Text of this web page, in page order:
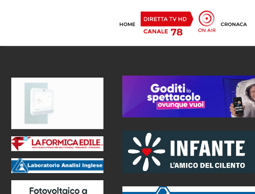
HOME CRONACA